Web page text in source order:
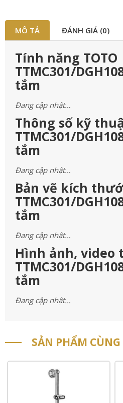
MÔ TẢ ĐÁNH GIÁ (0)
Tính năng TOTO
TTMC301/
tắm
Đang cập nhật…
Thông số kỹ
TTMC301/
tắm
Đang cập nhật…
Bản vẽ kích
TTMC301/
tắm
Đang cập nhật…
Hình ảnh, video
TTMC301/
tắm
Đang cập nhật…
SẢN PHẨM